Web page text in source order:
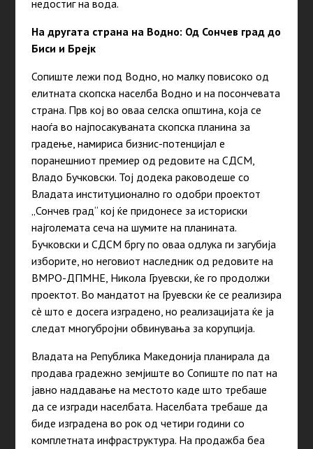
недостиг на вода.
На другата страна на Водно: Од Сончев град до
Биси и Брејк
Сопиште лежи под Водно, но малку повисоко од
елитната скопска населба Водно и на посончевaта
страна. Прв кој во оваа селска општина, која се
наоѓа во најпосакуваната скопска планина за
градење, намириса бизнис-потенцијал е
поранешниот премиер од редовите на СДСМ,
Владо Бучковски. Тој додека раководеше со
Владата институционално го одобри проектот
„Сончев град“ кој ќе придонесе за историски
најголемата сеча на шумите на планината.
Бучковски и СДСМ бргу по оваа одлука ги загубија
изборите, но неговиот наследник од редовите на
ВМРО-ДПМНЕ, Никола Груевски, ќе го продолжи
проектот. Во мандатот на Груевски ќе се реализира
сè што е досега изградено, но реализацијата ќе ја
следат многубројни обвинувања за корупција.
Владата на Република Македонија планирала да
продава градежно земјиште во Сопиште по пат на
јавно наддавање на местото каде што требаше
да се изгради населбата. Населбата требаше да
биде изградена во рок од четири години со
комплетната инфраструктура. На продажба беа